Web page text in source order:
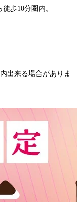
歩10分圏内。
出来る場合がありま